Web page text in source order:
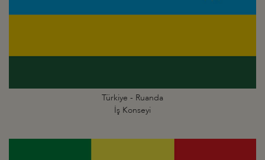
Türkiye - Ruanda
İş Konseyi